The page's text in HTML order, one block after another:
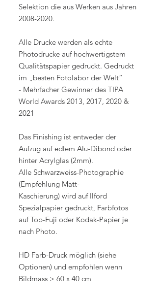
Selektion die aus Werken aus Jahren
2008-2020.
Alle Drucke werden als echte
Photodrucke auf hochwertigstem
Qualitätspapier gedruckt. Gedruckt
im „besten Fotolabor der Welt“
- Mehrfacher Gewinner des TIPA
World Awards 2013, 2017, 2020 &
2021
Das Finishing ist entweder der
Aufzug auf edlem Alu-Dibond oder
hinter Acrylglas (2mm).
Alle Schwarzweiss-Photographie
(Empfehlung Matt-
Kaschierung) wird auf Ilford
Spezialpapier gedruckt, Farbfotos
auf Top-Fuji oder Kodak-Papier je
nach Photo.
HD Farb-Druck möglich (siehe
Optionen) und empfohlen wenn
Bildmass > 60 x 40 cm